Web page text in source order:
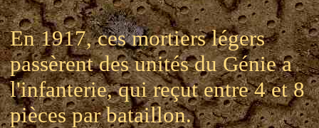
En 1917, ces mortiers légers
passèrent des unités du Génie a
l'infanterie, qui reçut entre 4 et 8
pièces par bataillon.